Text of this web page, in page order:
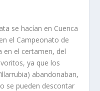
se hacían en Cuenca
el Campeonato de
en el certamen, del
ya que los
abandonaban,
se pueden descontar